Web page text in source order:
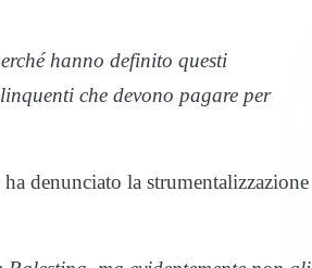
hanno definito questi
che devono pagare per
ha denunciato la strumentalizzazione